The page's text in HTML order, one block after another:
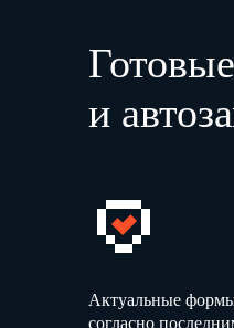
и
Актуальные
согласно